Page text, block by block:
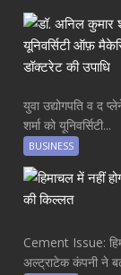
युवा उद्योगपति व द
शर्मा को यूनिवर्सिटी...
BUSINESS
Cement Issue:
अल्ट्राटेक कंपनी ने